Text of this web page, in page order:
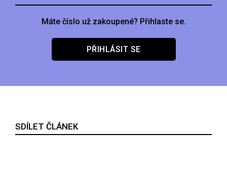
Máte číslo už zakoupené? Přihlaste se.
PŘIHLÁSIT SE
SDÍLET ČLÁNEK